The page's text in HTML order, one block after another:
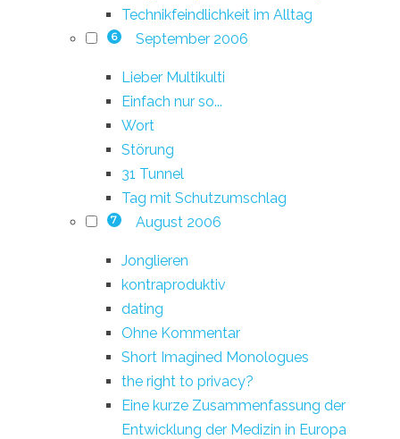
Technikfeindlichkeit im Alltag
6 September 2006
Lieber Multikulti
Einfach nur so...
Wort
Störung
31 Tunnel
Tag mit Schutzumschlag
7 August 2006
Jonglieren
kontraproduktiv
dating
Ohne Kommentar
Short Imagined Monologues
the right to privacy?
Eine kurze Zusammenfassung der
Entwicklung der Medizin in Europa